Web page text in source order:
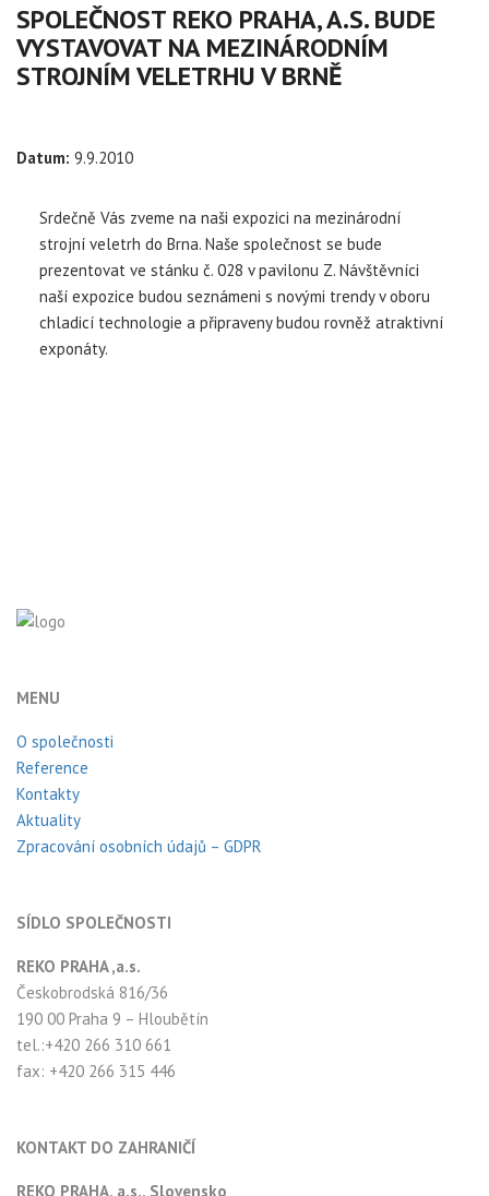
SPOLEČNOST REKO PRAHA, A.S. BUDE
VYSTAVOVAT NA MEZINÁRODNÍM
STROJNÍM VELETRHU V BRNĚ
Datum: 9.9.2010
Srdečně Vás zveme na naši expozici na mezinárodní
strojní veletrh do Brna. Naše společnost se bude
prezentovat ve stánku č. 028 v pavilonu Z. Návštěvníci
naší expozice budou seznámeni s novými trendy v oboru
chladicí technologie a připraveny budou rovněž atraktivní
exponáty.
MENU
O společnosti
Reference
Kontakty
Aktuality
Zpracování osobních údajů – GDPR
SÍDLO SPOLEČNOSTI
REKO PRAHA ,a.s.
Českobrodská 816/36
190 00 Praha 9 – Hloubětín
tel.:+420 266 310 661
fax: +420 266 315 446
KONTAKT DO ZAHRANIČÍ
REKO PRAHA, a.s., Slovensko